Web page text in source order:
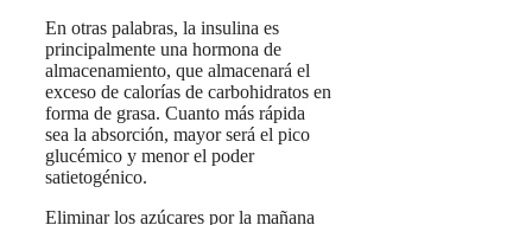
En otras palabras, la insulina es
principalmente una hormona de
almacenamiento, que almacenará el
exceso de calorías de carbohidratos en
forma de grasa. Cuanto más rápida
sea la absorción, mayor será el pico
glucémico y menor el poder
satietogénico.
Eliminar los azúcares por la mañana